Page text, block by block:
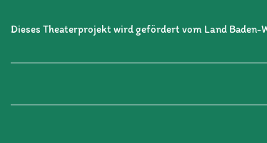
Dieses Theaterprojekt wird gefördert vom Land